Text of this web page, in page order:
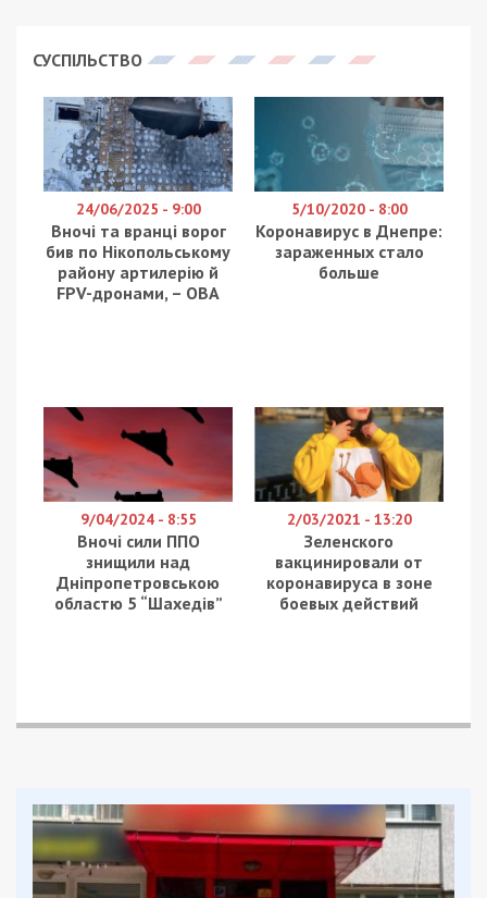
СУСПІЛЬСТВО
24/06/2025 - 9:00
Вночі та вранці ворог
бив по Нікопольському
району артилерію й
FPV-дронами, – ОВА
5/10/2020 - 8:00
Коронавирус в Днепре:
зараженных стало
больше
9/04/2024 - 8:55
Вночі сили ППО
знищили над
Дніпропетровською
областю 5 “Шахедів”
2/03/2021 - 13:20
Зеленского
вакцинировали от
коронавируса в зоне
боевых действий